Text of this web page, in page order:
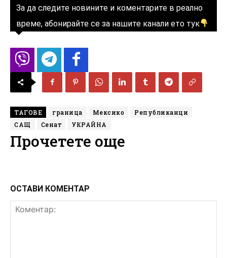
За да следите новините и коментарите в реално
време, абонирайте се за нашите канали ето тук
ТАГОВЕ граница Мексико
Републиканци
САЩ
Сенат УКРАЙНА
Прочетете още
ОСТАВИ КОМЕНТАР